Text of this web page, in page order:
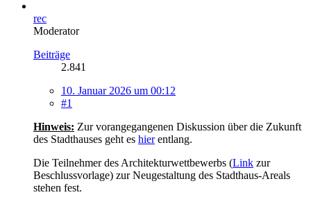
rec
Moderator
Beiträge
2.841
10. Januar 2026 um 00:12
#1
Hinweis: Zur vorangegangenen Diskussion über die Zukunft
des Stadthauses geht es hierentlang.
Die Teilnehmer des Architekturwettbewerbs (Link zur
Beschlussvorlage) zur Neugestaltung des Stadthaus-Areals
stehen fest.